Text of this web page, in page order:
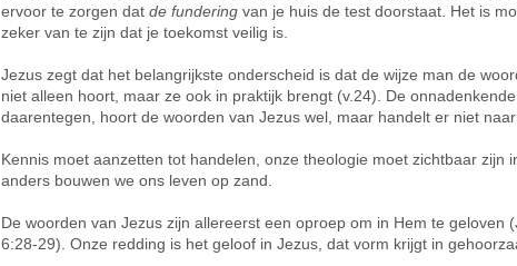
ervoor te zorgen dat de fundering van je huis de test doorstaat. Het is
zeker van te zijn dat je toekomst veilig is.
Jezus zegt dat het belangrijkste onderscheid is dat de wijze man de
niet alleen hoort, maar ze ook in praktijk brengt (v.24). De
daarentegen, hoort de woorden van Jezus wel, maar handelt er niet naar
Kennis moet aanzetten tot handelen, onze theologie moet zichtbaar zijn
anders bouwen we ons leven op zand.
De woorden van Jezus zijn allereerst een oproep om in Hem te geloven
6:28-29). Onze redding is het geloof in Jezus, dat vorm krijgt in